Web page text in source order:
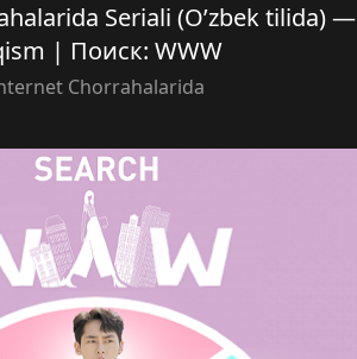
Seriali (O’zbek tilida) —
| Поиск: WWW
Chorrahalarida